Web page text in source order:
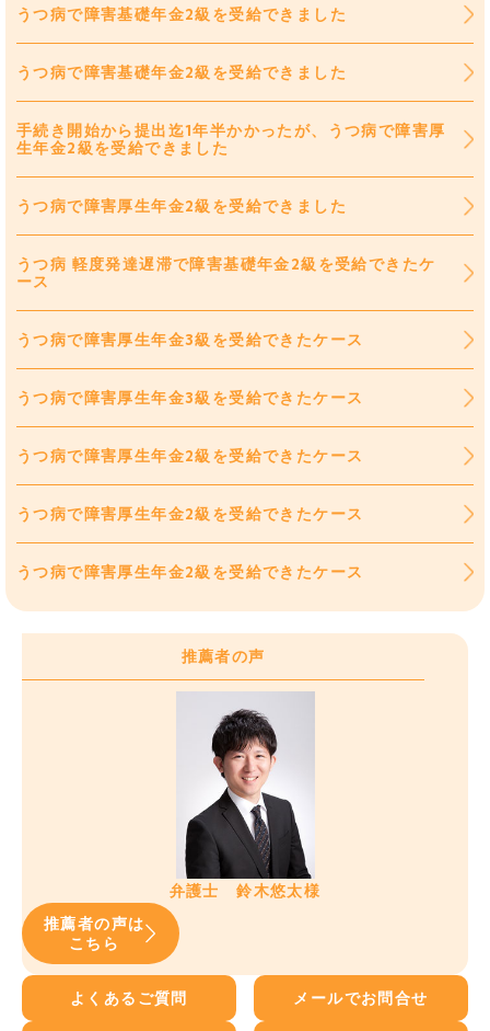
うつ病で障害基礎年金2級を受給できました
うつ病で障害基礎年金2級を受給できました
手続き開始から提出迄1年半かかったが、うつ病で障害厚
生年金2級を受給できました
うつ病で障害厚生年金2級を受給できました
うつ病 軽度発達遅滞で障害基礎年金2級を受給できたケ
ース
うつ病で障害厚生年金3級を受給できたケース
うつ病で障害厚生年金3級を受給できたケース
うつ病で障害厚生年金2級を受給できたケース
うつ病で障害厚生年金2級を受給できたケース
うつ病で障害厚生年金2級を受給できたケース
推薦者の声
弁護士 鈴木悠太様
推薦者の声は
こちら
よくあるご質問 メールでお問合せ